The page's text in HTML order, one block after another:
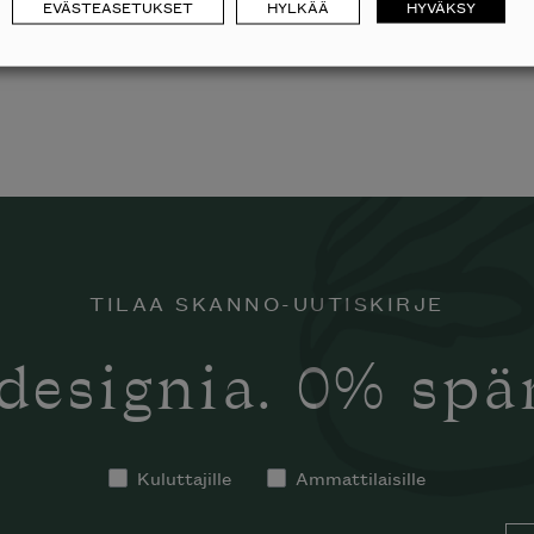
TILAA SKANNO-UUTISKIRJE
0%
Kuluttajille Ammattilaisille
EVÄSTEASETUKSET HYLKÄÄ HYVÄKSY